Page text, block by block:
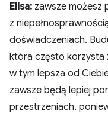
Elisa: zawsze możesz
z
doświadczeniach.
która często korzysta
w tym lepsza od
zawsze będą lepiej
przestrzeniach,